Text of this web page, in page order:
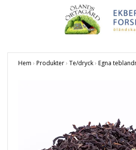
Hem › Produkter› Te/dryck› Egna